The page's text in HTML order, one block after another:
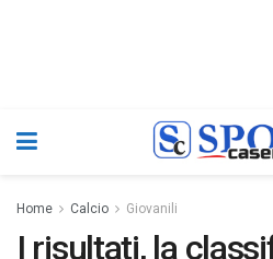
Home Calcio Giovanili
I risultati, la